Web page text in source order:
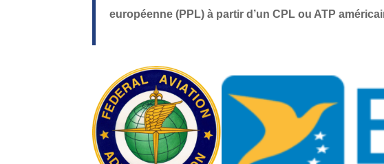
européenne (PPL) à partir d’un CPL ou ATP